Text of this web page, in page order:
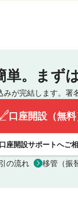
。 まず
が完結します。 署
口座開設（無料
口座開設サポートへご
の流れ 移管（振